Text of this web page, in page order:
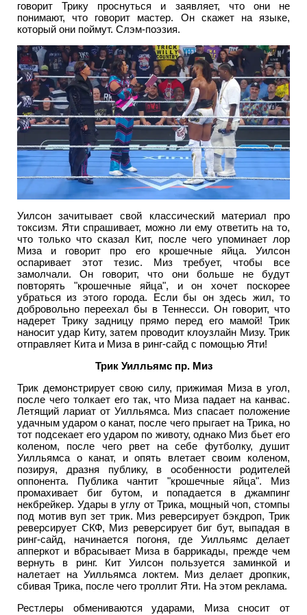
говорит Трику проснуться и заявляет, что они не
понимают, что говорит мастер. Он скажет на языке,
который они поймут. Слэм-поэзия.
Уилсон зачитывает свой классический материал про
токсизм. Яти спрашивает, можно ли ему ответить на то,
что только что сказал Кит, после чего упоминает лор
Миза и говорит про его крошечные яйца. Уилсон
оспаривает этот тезис. Миз требует, чтобы все
замолчали. Он говорит, что они больше не будут
повторять "крошечные яйца", и он хочет поскорее
убраться из этого города. Если бы он здесь жил, то
добровольно переехал бы в Теннесси. Он говорит, что
надерет Трику задницу прямо перед его мамой! Трик
наносит удар Киту, затем проводит клоузлайн Мизу. Трик
отправляет Кита и Миза в ринг-сайд с помощью Яти!
Трик Уилльямс пр. Миз
Трик демонстрирует свою силу, прижимая Миза в угол,
после чего толкает его так, что Миза падает на канвас.
Летящий лариат от Уилльямса. Миз спасает положение
удачным ударом о канат, после чего прыгает на Трика, но
тот подсекает его ударом по животу, однако Миз бьет его
коленом, после чего рвет на себе футболку, душит
Уилльямса о канат, и опять влетает своим коленом,
позируя, дразня публику, в особенности родителей
оппонента. Публика чантит "крошечные яйца". Миз
промахивает биг бутом, и попадается в джампинг
некбрейкер. Удары в углу от Трика, мощный чоп, стомпы
под мотив вуп зет трик. Миз реверсирует бэкдроп, Трик
реверсирует СКФ, Миз реверсирует биг бут, выпадая в
ринг-сайд, начинается погоня, где Уилльямс делает
апперкот и вбрасывает Миза в баррикады, прежде чем
вернуть в ринг. Кит Уилсон пользуется заминкой и
налетает на Уилльямса локтем. Миз делает дропкик,
сбивая Трика, после чего троллит Яти. На этом реклама.
Рестлеры обмениваются ударами, Миза сносит от